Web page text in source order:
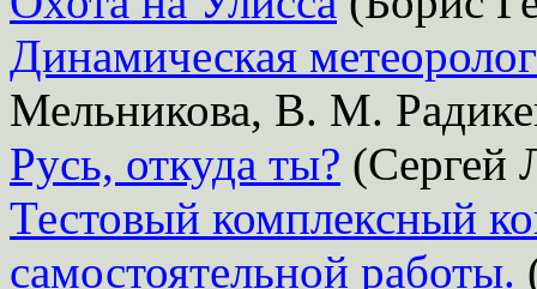
Динамическая
Мельникова, В. М.
Русь, откуда ты? (Сергей
Тестовый комплексный
самостоятельной работы.